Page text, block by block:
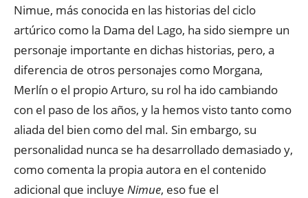
Nimue, más conocida en las historias del ciclo
artúrico como la Dama del Lago, ha sido siempre un
personaje importante en dichas historias, pero, a
diferencia de otros personajes como Morgana,
Merlín o el propio Arturo, su rol ha ido cambiando
con el paso de los años, y la hemos visto tanto como
aliada del bien como del mal. Sin embargo, su
personalidad nunca se ha desarrollado demasiado y,
como comenta la propia autora en el contenido
adicional que incluye Nimue, eso fue el